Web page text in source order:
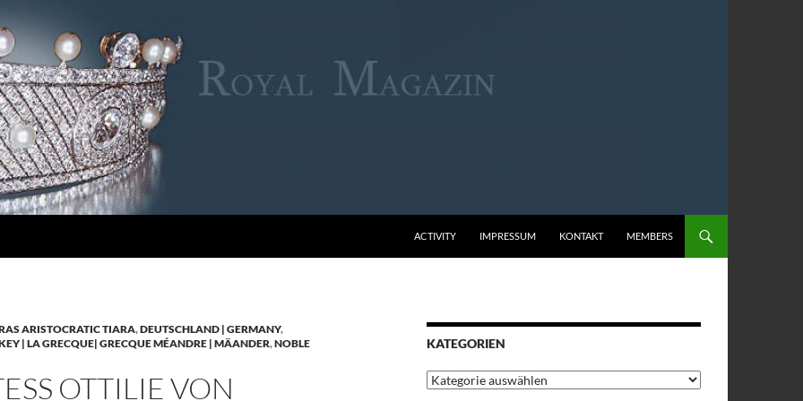
ACTIVITY IMPRESSUM KONTAKT MEMBERS
ARISTOCRATIC TIARA,DEUTSCHLAND | GERMANY,
| LA GRECQUE| GRECQUE MÉANDRE | MÄANDER,NOBLE
OTTILIE VON
KATEGORIEN
Kategorien